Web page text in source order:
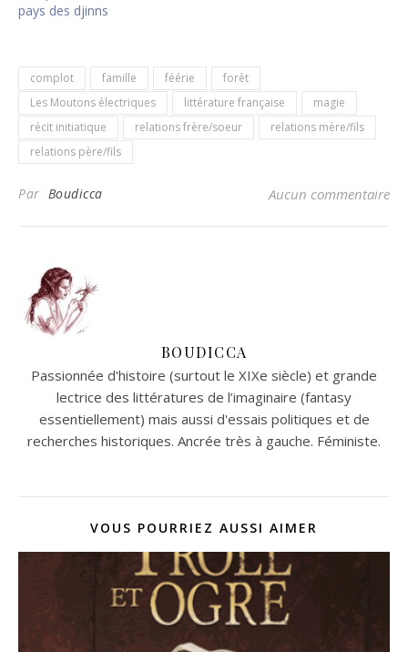
pays des djinns
complot famille féérie
forêt
Les Moutons électriques
littérature française
magie
récit initiatique
relations frère/soeur
relations mère/fils
relations père/fils
Par Boudicca Aucun commentaire
BOUDICCA
Passionnée d'histoire (surtout le XIXe siècle) et grande
lectrice des littératures de l’imaginaire (fantasy
essentiellement) mais aussi d'essais politiques et de
recherches historiques. Ancrée très à gauche. Féministe.
VOUS POURRIEZ AUSSI AIMER